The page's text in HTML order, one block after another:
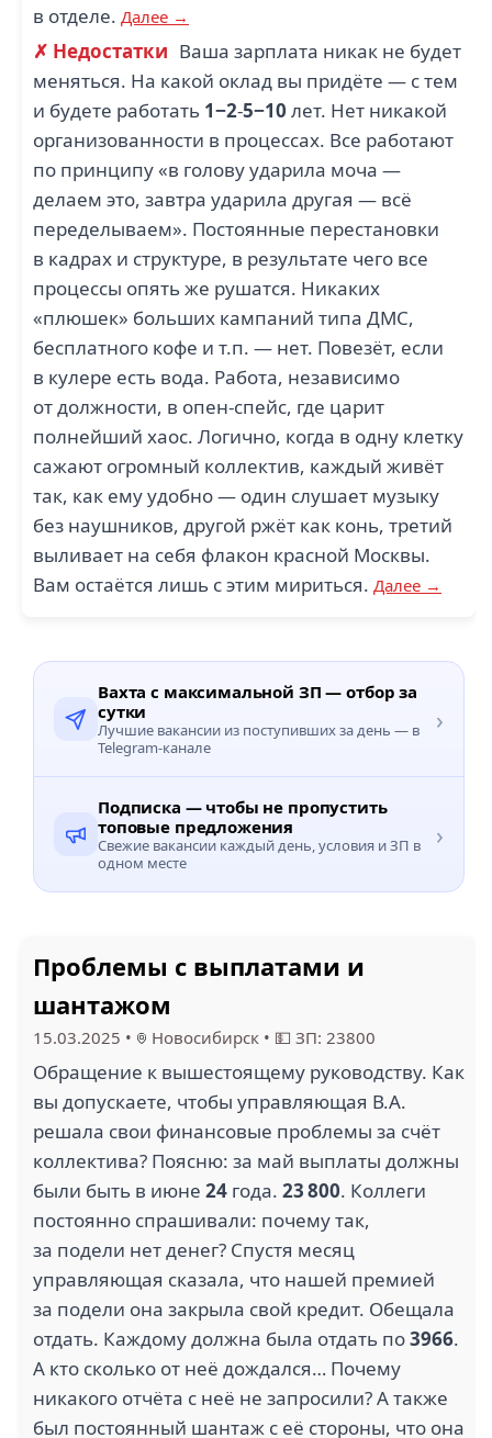
в отделе. Далее →
✗ Недостатки Ваша зарплата никак не будет
меняться. На какой оклад вы придёте — с тем
и будете работать 1−2-5−10 лет. Нет никакой
организованности в процессах. Все работают
по принципу «в голову ударила моча —
делаем это, завтра ударила другая — всё
переделываем». Постоянные перестановки
в кадрах и структуре, в результате чего все
процессы опять же рушатся. Никаких
«плюшек» больших кампаний типа ДМС,
бесплатного кофе и т.п. — нет. Повезёт, если
в кулере есть вода. Работа, независимо
от должности, в опен-спейс, где царит
полнейший хаос. Логично, когда в одну клетку
сажают огромный коллектив, каждый живёт
так, как ему удобно — один слушает музыку
без наушников, другой ржёт как конь, третий
выливает на себя флакон красной Москвы.
Вам остаётся лишь с этим мириться. Далее →
Вахта с максимальной ЗП — отбор за
сутки
Лучшие вакансии из поступивших за день — в
Telegram-канале
›
Подписка — чтобы не пропустить
топовые предложения
Свежие вакансии каждый день, условия и ЗП в
одном месте
›
Проблемы с выплатами и
шантажом
15.03.2025 • Новосибирск • 💵 ЗП: 23800
Обращение к вышестоящему руководству. Как
вы допускаете, чтобы управляющая В.А.
решала свои финансовые проблемы за счёт
коллектива? Поясню: за май выплаты должны
были быть в июне 24 года. 23 800. Коллеги
постоянно спрашивали: почему так,
за подели нет денег? Спустя месяц
управляющая сказала, что нашей премией
за подели она закрыла свой кредит. Обещала
отдать. Каждому должна была отдать по3966.
А кто сколько от неё дождался… Почему
никакого отчёта с неё не запросили? А также
был постоянный шантаж с её стороны, что она